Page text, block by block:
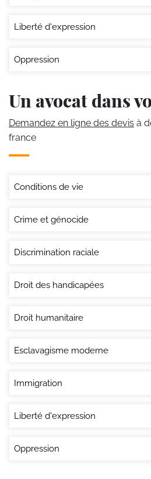
Liberté d'expression
Oppression
Un avocat dans
Demandez en ligne des devis à
france
Conditions de vie
Crime et génocide
Discrimination raciale
Droit des handicapées
Droit humanitaire
Esclavagisme moderne
Immigration
Liberté d'expression
Oppression